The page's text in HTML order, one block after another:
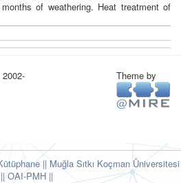
of weathering. Heat treatment of
Theme by
|| Muğla Sıtkı Koçman Üniversitesi
|| OAI-PMH ||